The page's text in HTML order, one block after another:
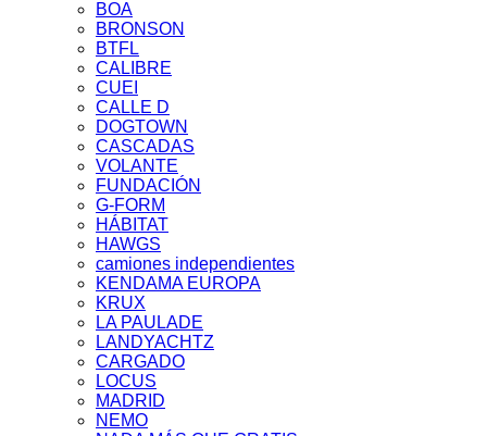
BOA
BRONSON
BTFL
CALIBRE
CUEI
CALLE D
DOGTOWN
CASCADAS
VOLANTE
FUNDACIÓN
G-FORM
HÁBITAT
HAWGS
camiones independientes
KENDAMA EUROPA
KRUX
LA PAULADE
LANDYACHTZ
CARGADO
LOCUS
MADRID
NEMO